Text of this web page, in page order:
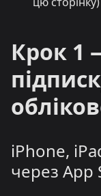
Крок 1
iPhone,
через App